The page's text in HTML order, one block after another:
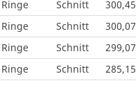
Ringe Schnitt 300,45
Ringe Schnitt 300,07
Ringe Schnitt 299,07
Ringe Schnitt 285,15